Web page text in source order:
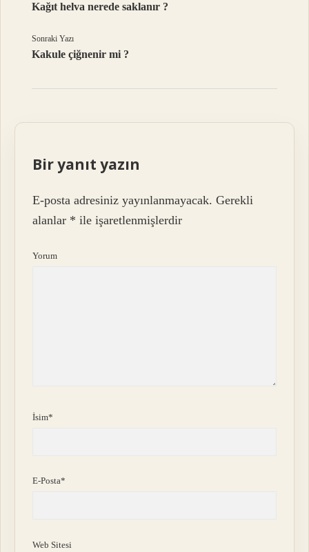
Kağıt helva nerede saklanır ?
Sonraki Yazı
Kakule çiğnenir mi ?
Bir yanıt yazın
E-posta adresiniz yayınlanmayacak. Gerekli
alanlar * ile işaretlenmişlerdir
Yorum
İsim*
E-Posta*
Web Sitesi